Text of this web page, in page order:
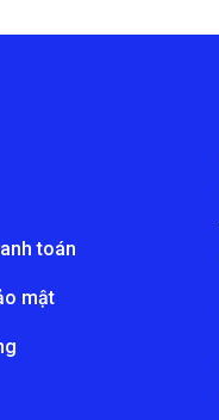
toán
mật